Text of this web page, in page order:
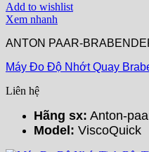
Add to wishlist
Xem nhanh
ANTON PAAR-
Máy Đo Độ Nhớt Quay
Liên hệ
Hãng sx: Anton-
Model: ViscoQuick